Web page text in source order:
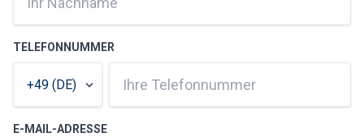
TELEFONNUMMER
E-MAIL-ADRESSE